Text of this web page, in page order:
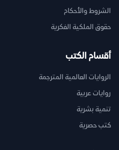
الشروط والأحكام
حقوق الملكية الفكرية
أقسام الكتب
الروايات العالمية المترجمة
روايات عربية
تنمية بشرية
كتب حصرية